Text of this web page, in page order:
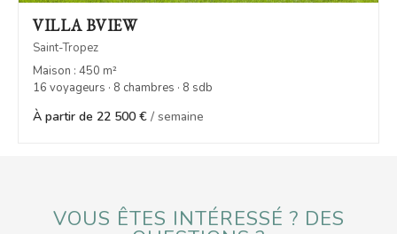
VILLA BVIEW
Saint-Tropez
Maison : 450 m²
16 voyageurs · 8 chambres · 8 sdb
À partir de 22 500 € / semaine
VOUS ÊTES INTÉRESSÉ ? DES